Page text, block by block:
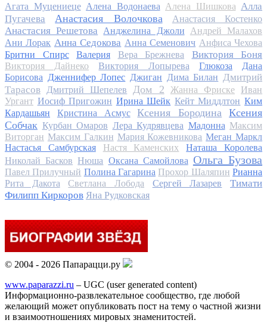
Агата Муцениеце Алена Водонаева Алена Шишкова Алла
Пугачева
Анастасия Волочкова Анастасия Костенко
Анастасия Решетова Анджелина Джоли
Андрей Малахов
Ани Лорак Анна Седокова Анна Семенович Анфиса Чехова
Бритни Спирс
Валерия Вера Брежнева Виктория Боня
Виктория Дайнеко Виктория Лопырева Глюкоза
Дана
Борисова Дженнифер Лопес Джиган Дима Билан Дмитрий
Тарасов
Дмитрий Шепелев Дом 2 Жанна Фриске
Иван
Ургант Иосиф Пригожин Ирина Шейк Кейт Миддлтон Ким
Кардашьян
Кристина Асмус Ксения Бородина
Ксения
Собчак Курбан Омаров Лера Кудрявцева Мадонна Максим
Виторган Максим Галкин Мария Кожевникова Меган Маркл
Настасья Самбурская
Настя Каменских
Наташа Королева
Николай Басков Нюша Оксана Самойлова Ольга Бузова
Павел Прилучный Полина Гагарина Прохор Шаляпин Рианна
Рита Дакота
Светлана Лобода Сергей Лазарев
Тимати
Филипп Киркоров Яна Рудковская
© 2004 - 2026 Папарацци.ру
www.paparazzi.ru – UGC (user generated content)
Информационно-развлекательное сообщество, где любой
желающий может опубликовать пост на тему о частной жизни
и взаимоотношениях мировых знаменитостей.